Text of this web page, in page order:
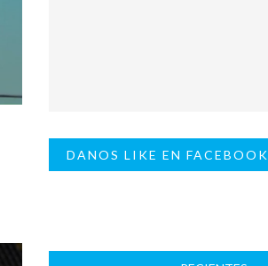
DANOS LIKE EN FACEBOOK